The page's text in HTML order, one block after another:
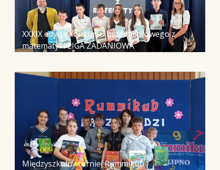
XXXIX edycja konkursu przedmiotowego z
matematyki LIGA ZADANIOWA
Międzyszkolny turniej Rummikub